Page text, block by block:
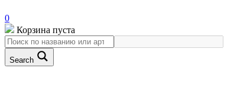
0
Корзина пуста
Search